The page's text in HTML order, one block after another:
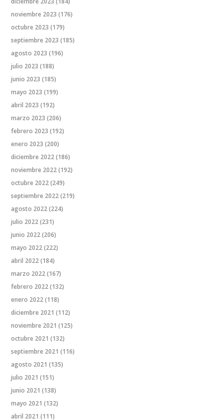
noviembre 2023 (176)
octubre 2023 (179)
septiembre 2023 (185)
agosto 2023 (196)
julio 2023 (188)
junio 2023 (185)
mayo 2023 (199)
abril 2023 (192)
marzo 2023 (206)
febrero 2023 (192)
enero 2023 (200)
diciembre 2022(186)
noviembre 2022(192)
octubre 2022(249)
septiembre 2022(219)
agosto 2022(224)
julio 2022(231)
junio 2022(206)
mayo 2022(222)
abril 2022(184)
marzo 2022(167)
febrero 2022(132)
enero 2022(118)
diciembre 2021 (112)
noviembre 2021 (125)
octubre 2021 (132)
septiembre 2021 (116)
agosto 2021 (135)
julio 2021 (151)
junio 2021 (138)
mayo 2021 (132)
abril 2021 (111)